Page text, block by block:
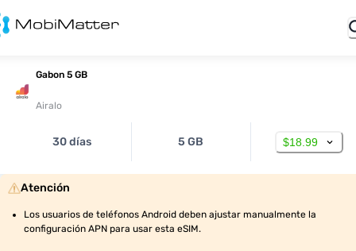
Gabon 5 GB
Airalo
30 días 5 GB $18.99
Atención
Los usuarios de teléfonos Android deben ajustar manualmente la
configuración APN para usar esta eSIM.